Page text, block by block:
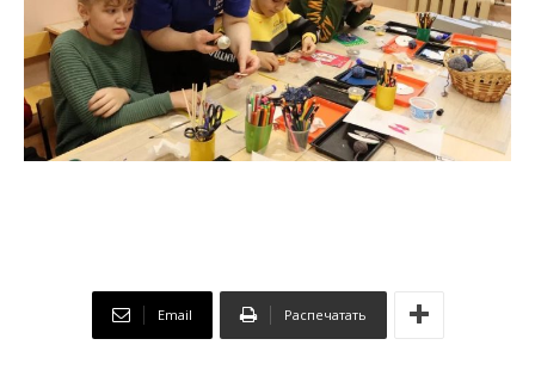
Email Распечатать